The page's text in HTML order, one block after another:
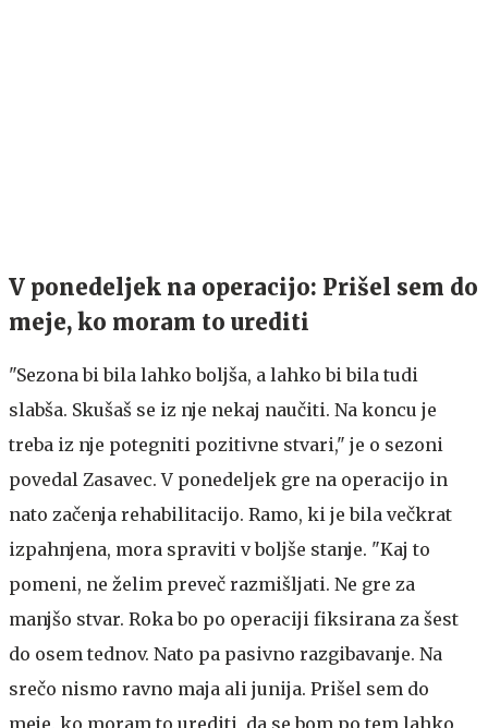
V ponedeljek na operacijo: Prišel sem do
meje, ko moram to urediti
"Sezona bi bila lahko boljša, a lahko bi bila tudi
slabša. Skušaš se iz nje nekaj naučiti. Na koncu je
treba iz nje potegniti pozitivne stvari," je o sezoni
povedal Zasavec. V ponedeljek gre na operacijo in
nato začenja rehabilitacijo. Ramo, ki je bila večkrat
izpahnjena, mora spraviti v boljše stanje. "Kaj to
pomeni, ne želim preveč razmišljati. Ne gre za
manjšo stvar. Roka bo po operaciji fiksirana za šest
do osem tednov. Nato pa pasivno razgibavanje. Na
srečo nismo ravno maja ali junija. Prišel sem do
meje, ko moram to urediti, da se bom po tem lahko